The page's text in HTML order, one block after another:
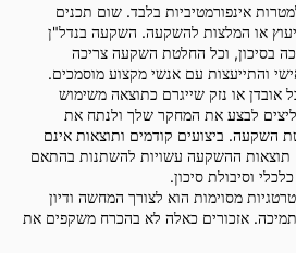
אינפורמטיביות בלבד. שום תכנים
או המלצות להשקעה. השקעה בנדל"ן
בסיכון, וכל החלטת השקעה צריכה
והתייעצות עם אנשי מקצוע מוסמכים.
או נזק שייגרם כתוצאה משימוש
לבצע את המחקר שלך ולנתח את
השקעה. ביצועים קודמים ותוצאות אינם
תוצאות ההשקעה עשויות להשתנות בהתאם
וסיבולת סיכון.
מסוימות הוא לצורך המחשה ודיון
תמיכה. אזכורים כאלה לא בהכרח משקפים את